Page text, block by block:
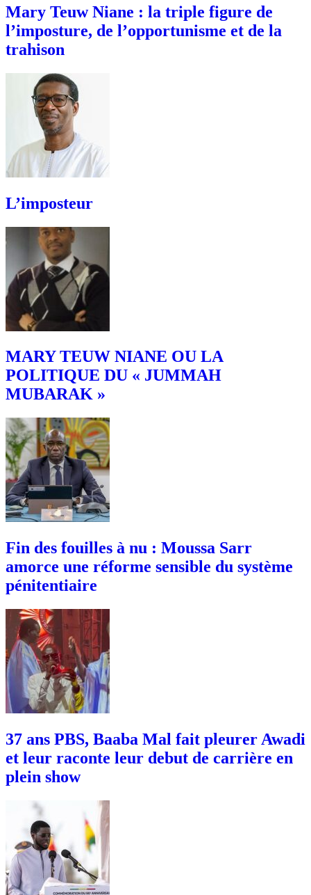
Mary Teuw Niane : la triple figure de
l’imposture, de l’opportunisme et de la
trahison
L’imposteur
MARY TEUW NIANE OU LA
POLITIQUE DU « JUMMAH
MUBARAK »
Fin des fouilles à nu : Moussa Sarr
amorce une réforme sensible du système
pénitentiaire
37 ans PBS, Baaba Mal fait pleurer Awadi
et leur raconte leur debut de carrière en
plein show